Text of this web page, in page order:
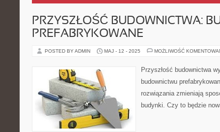
PRZYSZŁOŚĆ BUDOWNICTWA:
PREFABRYKOWANE
POSTED BY ADMIN MAJ - 12 - 2025 MOŻLIWOŚĆ
Przyszłość budownictwa
budownictwu
rozwiązania zmieniają
budynki. Czy to będzie